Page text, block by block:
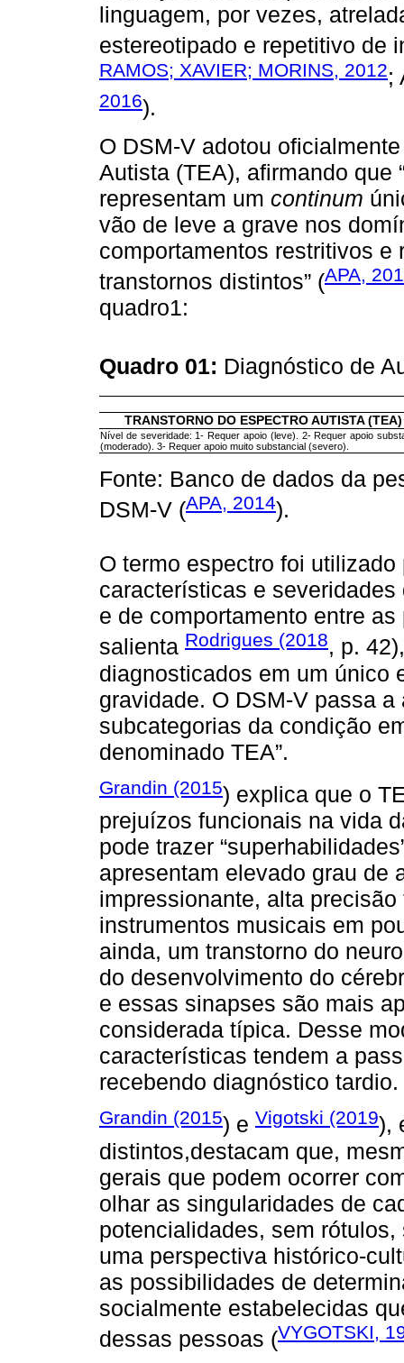
linguagem, por vezes,
estereotipado e repetitivo de
RAMOS; XAVIER; MORINS, 2012;
2016).
O DSM-V adotou
Autista (TEA), afirmando
representam um continum
vão de leve a grave nos
comportamentos restritivos
transtornos distintos” (APA,
quadro1:
Quadro 01: Diagnóstico de
TRANSTORNO DO ESPECTRO AUTISTA (TEA)
Nível de severidade: 1- Requer apoio (leve). 2- Requer apoio
(moderado). 3- Requer apoio muito substancial (severo).
Fonte: Banco de dados da
DSM-V (APA, 2014).
O termo espectro foi
características e
e de comportamento entre
salienta Rodrigues (2018, p.
diagnosticados em um único
gravidade. O DSM-V passa
subcategorias da condição
denominado TEA”.
Grandin (2015) explica que o
prejuízos funcionais na vida
pode trazer
apresentam elevado grau de
impressionante, alta
instrumentos musicais em
ainda, um transtorno do
do desenvolvimento do
e essas sinapses são mais
considerada típica. Desse
características tendem a
recebendo diagnóstico tardio.
Grandin (2015) e Vigotski (2019),
distintos,destacam que,
gerais que podem ocorrer
olhar as singularidades de
potencialidades, sem
uma perspectiva histórico-
as possibilidades de
socialmente estabelecidas
dessas pessoas (VYGOTSKI,